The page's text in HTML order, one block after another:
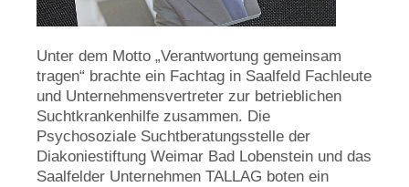
Unter dem Motto „Verantwortung gemeinsam
tragen“ brachte ein Fachtag in Saalfeld Fachleute
und Unternehmensvertreter zur betrieblichen
Suchtkrankenhilfe zusammen. Die
Psychosoziale Suchtberatungsstelle der
Diakoniestiftung Weimar Bad Lobenstein und das
Saalfelder Unternehmen TALLAG boten ein